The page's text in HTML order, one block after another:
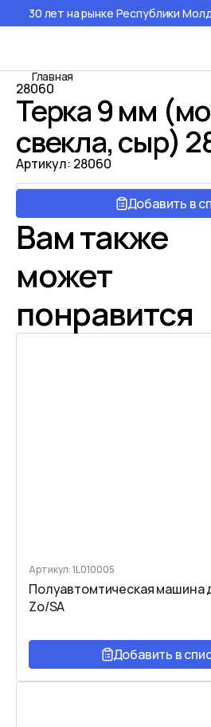
30 лет на рынке Республики
Главная
28060
Терка 9 мм
свекла, сыр)
Артикул: 28060
Добавить в
Вам также
может
понравится
Артикул: 1L010005
Полуавтомтическая машина
Zo/SA
Добавить в